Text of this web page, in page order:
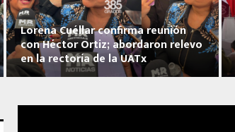
Lorena Cuéllar confirma reunión
con Héctor Ortiz; abordaron relevo
en la rectoría de la UATx